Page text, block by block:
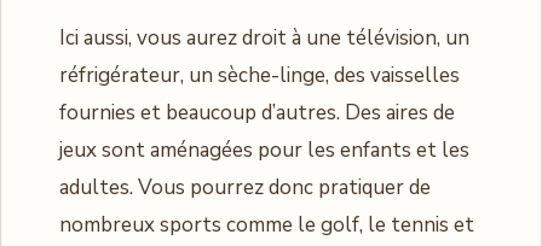
Ici aussi, vous aurez droit à une télévision, un
réfrigérateur, un sèche-linge, des vaisselles
fournies et beaucoup d’autres. Des aires de
jeux sont aménagées pour les enfants et les
adultes. Vous pourrez donc pratiquer de
nombreux sports comme le golf, le tennis et